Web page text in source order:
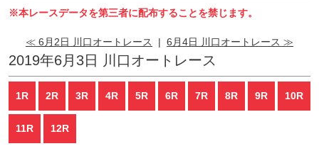
※本レースデータを第三者に配布することを禁じます。
≪ 6月2日 川口オートレース | 6月4日 川口オートレース ≫
2019年6月3日 川口オートレース
1R 2R 3R 4R 5R 6R 7R 8R 9R 10R
11R 12R